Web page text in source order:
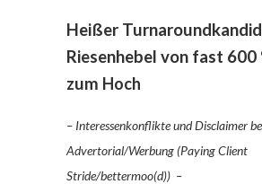
Heißer
Riesenhebel von fast 600
zum Hoch
– Interessenkonflikte und Disclaimer
Advertorial/Werbung (Paying Client
Stride/bettermoo(d)) –